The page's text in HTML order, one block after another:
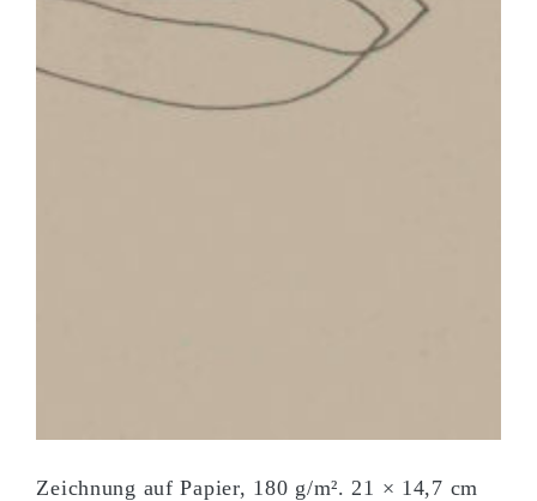
Zeichnung auf Papier, 180 g/m². 21 × 14,7 cm